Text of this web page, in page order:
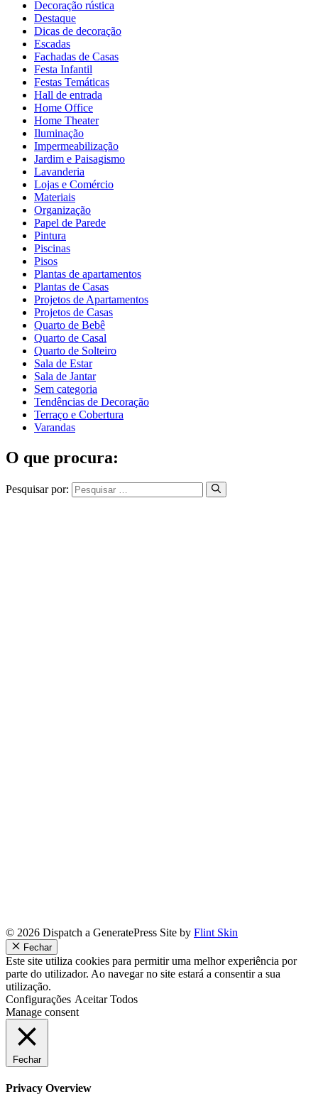
Decoração rústica
Destaque
Dicas de decoração
Escadas
Fachadas de Casas
Festa Infantil
Festas Temáticas
Hall de entrada
Home Office
Home Theater
Iluminação
Impermeabilização
Jardim e Paisagismo
Lavanderia
Lojas e Comércio
Materiais
Organização
Papel de Parede
Pintura
Piscinas
Pisos
Plantas de apartamentos
Plantas de Casas
Projetos de Apartamentos
Projetos de Casas
Quarto de Bebê
Quarto de Casal
Quarto de Solteiro
Sala de Estar
Sala de Jantar
Sem categoria
Tendências de Decoração
Terraço e Cobertura
Varandas
O que procura:
Pesquisar por:
© 2026 Dispatch a GeneratePress Site by Flint Skin
Fechar
Este site utiliza cookies para permitir uma melhor experiência por
parte do utilizador. Ao navegar no site estará a consentir a sua
utilização.
Configurações Aceitar Todos
Manage consent
Fechar
Privacy Overview